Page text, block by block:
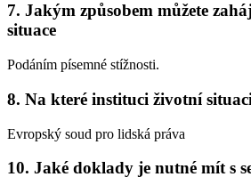
7. Jakým způsobem můžete
situace
Podáním písemné stížnosti.
8. Na které instituci životní
Evropský soud pro lidská práva
10. Jaké doklady je nutné mít s